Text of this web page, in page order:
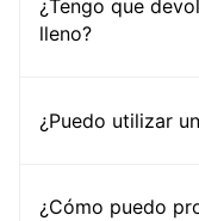
¿Tengo que
lleno?
¿Puedo utilizar
¿Cómo puedo